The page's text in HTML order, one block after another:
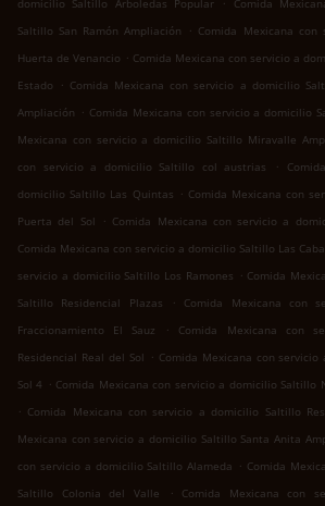
domicilio Saltillo Arboledas Popular
Comida
Saltillo San Ramón Ampliación
. Comida Mexicana
Huerta de Venancio . Comida Mexicana con servicio a
Estado
. Comida Mexicana con servicio a domicilio
Ampliación . Comida Mexicana con servicio a domicilio
Mexicana con servicio a domicilio Saltillo Miravalle
con servicio a domicilio Saltillo col austrias
.
domicilio Saltillo Las Quintas . Comida Mexicana con
Puerta del Sol
. Comida Mexicana con servicio a
Comida Mexicana con servicio a domicilio Saltillo Las
servicio a domicilio Saltillo Los Ramones . Comida
Saltillo Residencial Plazas
.
Comida Mexicana con
Fraccionamiento El Sauz
.
Comida Mexicana con
Residencial Real del Sol . Comida Mexicana con
Sol 4 . Comida Mexicana con servicio a domicilio Saltillo
. Comida Mexicana con servicio a domicilio Saltillo
Mexicana con servicio a domicilio Saltillo Santa Anita
con servicio a domicilio Saltillo Alameda . Comida
Saltillo Colonia del Valle
.
Comida Mexicana con